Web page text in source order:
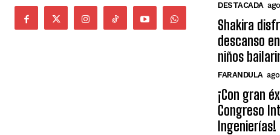
DESTACADA
Shakira
descanso
niños
FARANDULA
¡Con gran
Congreso
Ingenierías!